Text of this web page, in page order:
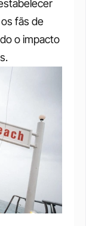
fãs de
o impacto